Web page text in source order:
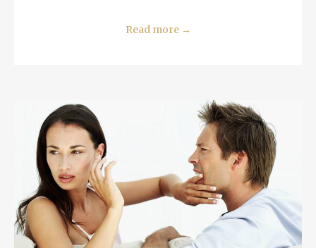
Read more →
READ MORE